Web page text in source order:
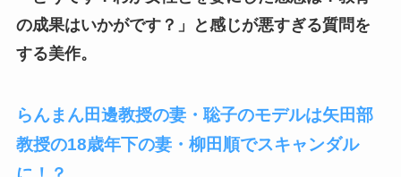
の成果はいかがです？」と感じが悪すぎる質問を
する美作。
らんまん田邊教授の妻・聡子のモデルは矢田部
教授の18歳年下の妻・柳田順でスキャンダル